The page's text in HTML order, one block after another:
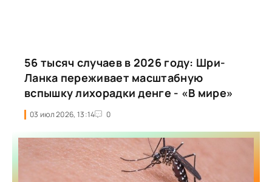
56 тысяч случаев в 2026 году: Шри-
Ланка переживает масштабную
вспышку лихорадки денге - «В мире»
03 июл 2026, 13:14 0